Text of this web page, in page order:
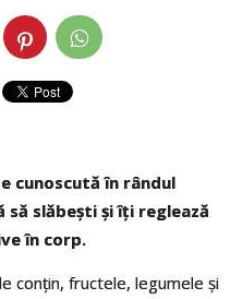
cunoscută în rândul
slăbești și îți reglează
în corp.
conțin, fructele, legumele și